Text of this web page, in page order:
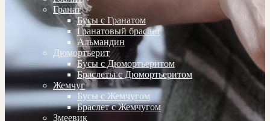
Гранат
Бусы с Гранатом
Гранатовый браслет
Альмандин
Дюмортьерит
Бусы с Дюмортьеритом
Браслеты с Дюмортьеритом
Жемчуг
Бусы с Жемчугом
Браслет с Жемчугом
Змеевик